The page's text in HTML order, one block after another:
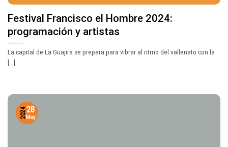
Festival Francisco el Hombre 2024:
programación y artistas
La capital de La Guajira se prepara para vibrar al ritmo del vallenato con la
[...]
28
May
2024